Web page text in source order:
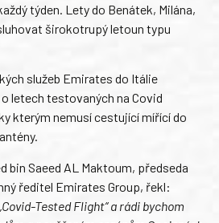
týden. Lety do Benátek, Milána,
širokotrupý letoun typu
služeb Emirates do Itálie
letech testovaných na Covid
kterým nemusí cestující mířící do
bin Saeed AL Maktoum, předseda
ředitel Emirates Group, řekl:
Tested Flight“ a rádi bychom